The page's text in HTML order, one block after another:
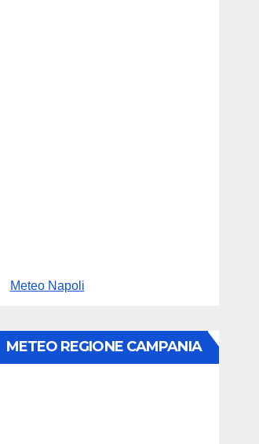
Meteo Napoli
METEO REGIONE CAMPANIA